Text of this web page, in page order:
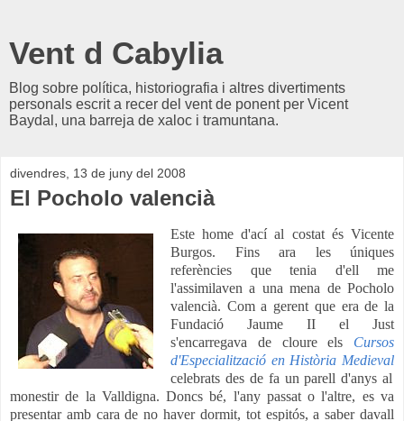
Vent d Cabylia
Blog sobre política, historiografia i altres divertiments
personals escrit a recer del vent de ponent per Vicent
Baydal, una barreja de xaloc i tramuntana.
divendres, 13 de juny del 2008
El Pocholo valencià
Este home d'ací al costat és Vicente
Burgos. Fins ara les úniques
referències que tenia d'ell me
l'assimilaven a una mena de Pocholo
valencià. Com a gerent que era de la
Fundació Jaume II el Just
s'encarregava de cloure els Cursos
d'Especialització en Història Medieval
celebrats des de fa un parell d'anys al
monestir de la Valldigna. Doncs bé, l'any passat o l'altre, es va
presentar amb cara de no haver dormit, tot espitós, a saber davall